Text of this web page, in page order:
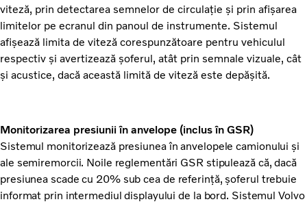
viteză, prin detectarea semnelor de circulație și prin afișarea
limitelor pe ecranul din panoul de instrumente. Sistemul
afișează limita de viteză corespunzătoare pentru vehiculul
respectiv și avertizează șoferul, atât prin semnale vizuale, cât
și acustice, dacă această limită de viteză este depășită.
Monitorizarea presiunii în anvelope (inclus în GSR)
Sistemul monitorizează presiunea în anvelopele camionului și
ale semiremorcii. Noile reglementări GSR stipulează că, dacă
presiunea scade cu 20% sub cea de referință, șoferul trebuie
informat prin intermediul displayului de la bord. Sistemul Volvo